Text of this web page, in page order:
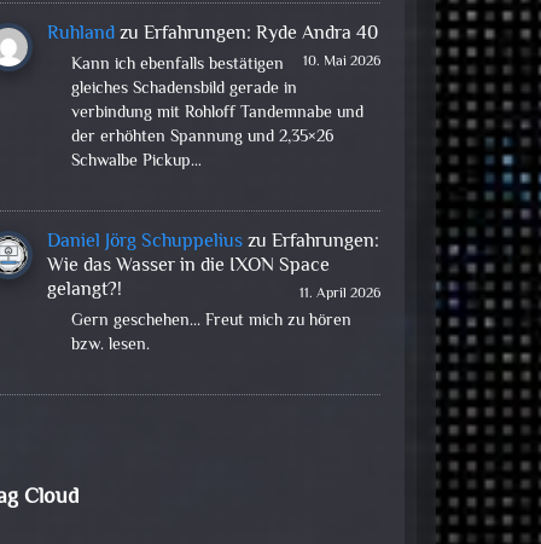
RuhlandzuErfahrungen: Ryde Andra 40
10. Mai 2026
Kann ich ebenfalls bestätigen
gleiches Schadensbild gerade in
verbindung mit Rohloff Tandemnabe und
der erhöhten Spannung und 2,35×26
Schwalbe Pickup…
Daniel Jörg SchuppeliuszuErfahrungen:
Wie das Wasser in die IXON Space
gelangt?!
11. April 2026
Gern geschehen... Freut mich zu hören
bzw. lesen.
Cloud